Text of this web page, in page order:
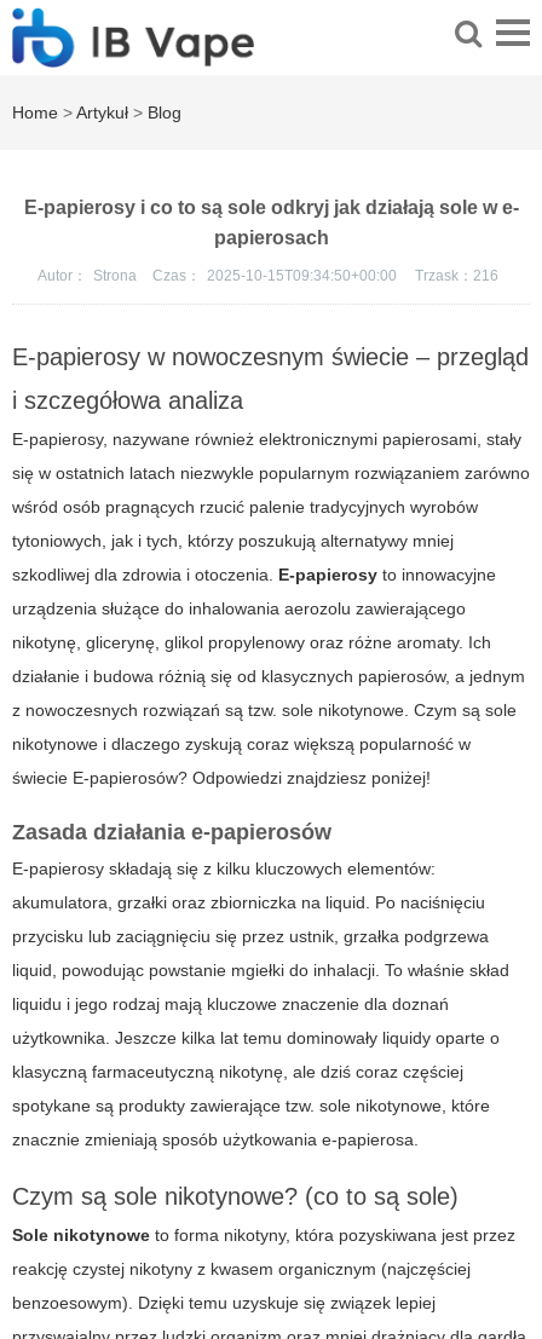
Home >Artykuł > Blog
E-papierosy i co to są sole odkryj jak działają sole w e-
papierosach
Autor： Strona Czas： 2025-10-15T09:34:50+00:00 Trzask： 216
E-papierosy w nowoczesnym świecie – przegląd
i szczegółowa analiza
E-papierosy, nazywane również elektronicznymi papierosami, stały
się w ostatnich latach niezwykle popularnym rozwiązaniem zarówno
wśród osób pragnących rzucić palenie tradycyjnych wyrobów
tytoniowych, jak i tych, którzy poszukują alternatywy mniej
szkodliwej dla zdrowia i otoczenia. E-papierosy to innowacyjne
urządzenia służące do inhalowania aerozolu zawierającego
nikotynę, glicerynę, glikol propylenowy oraz różne aromaty. Ich
działanie i budowa różnią się od klasycznych papierosów, a jednym
z nowoczesnych rozwiązań są tzw. sole nikotynowe. Czym są sole
nikotynowe i dlaczego zyskują coraz większą popularność w
świecie E-papierosów? Odpowiedzi znajdziesz poniżej!
Zasada działania e-papierosów
E-papierosy składają się z kilku kluczowych elementów:
akumulatora, grzałki oraz zbiorniczka na liquid. Po naciśnięciu
przycisku lub zaciągnięciu się przez ustnik, grzałka podgrzewa
liquid, powodując powstanie mgiełki do inhalacji. To właśnie skład
liquidu i jego rodzaj mają kluczowe znaczenie dla doznań
użytkownika. Jeszcze kilka lat temu dominowały liquidy oparte o
klasyczną farmaceutyczną nikotynę, ale dziś coraz częściej
spotykane są produkty zawierające tzw. sole nikotynowe, które
znacznie zmieniają sposób użytkowania e-papierosa.
Czym są sole nikotynowe? (co to są sole)
Sole nikotynowe to forma nikotyny, która pozyskiwana jest przez
reakcję czystej nikotyny z kwasem organicznym (najczęściej
benzoesowym). Dzięki temu uzyskuje się związek lepiej